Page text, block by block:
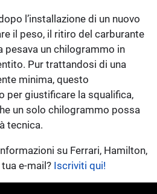
l’installazione di un nuovo
il peso, il ritiro del carburante
pesava un chilogrammo in
Pur trattandosi di una
minima, questo
per giustificare la squalifica,
un solo chilogrammo possa
tecnica.
su Ferrari, Hamilton,
e-mail? Iscriviti qui!